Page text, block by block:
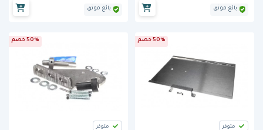
بائع موثق بائع موثق
50% خصم
متوفر
50% خصم
متوفر